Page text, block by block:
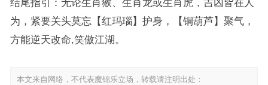
结尾指引：无论生肖猴、生肖龙或生肖虎，吉凶皆在人
为，紧要关头莫忘【红玛瑙】护身，【铜葫芦】聚气，
方能逆天改命,笑傲江湖。
本文来自网络，不代表魔锦乐立场，转载请注明出处：